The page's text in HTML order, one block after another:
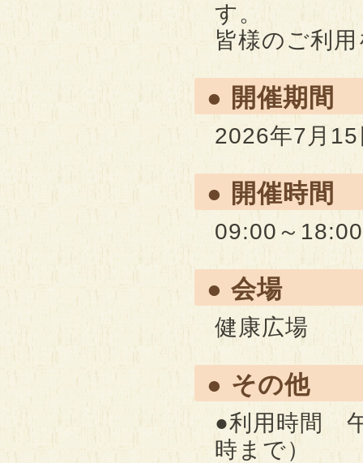
す。
皆様のご利
● 開催期間
2026年7月
● 開催時間
09:00～18:00
● 会場
健康広場
● その他
●利用時間
時まで）